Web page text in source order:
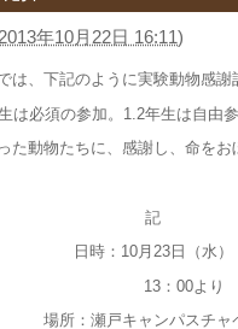
2013年10月22日 16:11)
は、下記のように実験動物感
は必須の参加。1.2年生は自由
た動物たちに、感謝し、命を
記
日時：10月23日（水）
13：00より
場所：瀬戸キャンパスチャ